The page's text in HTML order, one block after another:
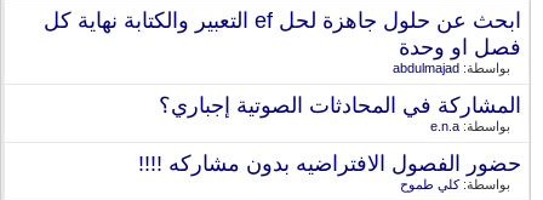
ابحث عن حلول جاهزة لحل ef التعبير والكتابة نهاية كل
فصل او وحدة
بواسطة:abdulmajad
المشاركة في المحادثات الصوتية إجباري؟
بواسطة:e.n.a
حضور الفصول الافتراضيه بدون مشاركه !!!!
بواسطة:كلي طموح